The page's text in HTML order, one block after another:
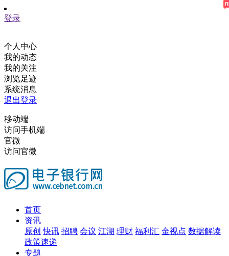
登录
个人中心
我的动态
我的关注
浏览足迹
系统消息
退出登录
移动端
访问手机端
官微
访问官微
首页
资讯
原创 快讯 招聘 会议 江湖 理财 福利汇 金视点 数据解读
政策速递
专题